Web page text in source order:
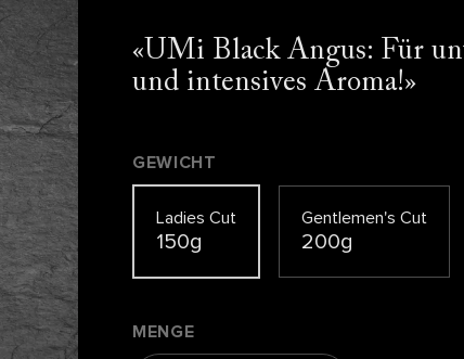
UMi Black Angus: Für
und intensives Aroma!
GEWICHT
Ladies Cut
150g
Gentlemen's Cut
200g
MENGE